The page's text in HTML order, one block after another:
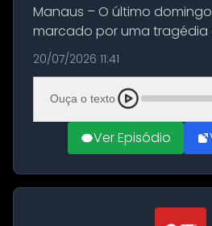
Manaus – O último
marcado por uma
resultou na morte precoce
BR-174, na zona rural de
com destino a um típico
20/07/2026 11:41
Ouça o texto
Ver Episódio